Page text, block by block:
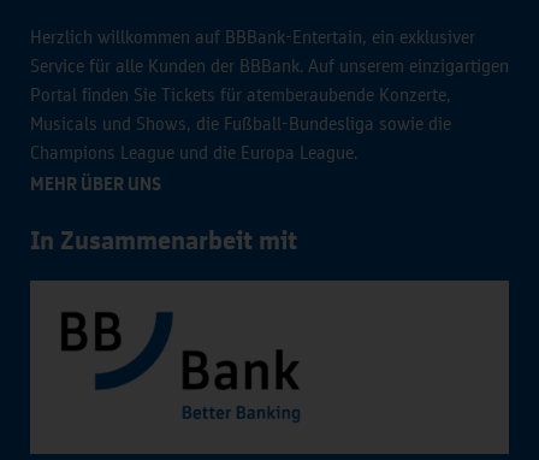
Herzlich willkommen auf BBBank-Entertain, ein exklusiver
Service für alle Kunden der BBBank. Auf unserem einzigartigen
Portal finden Sie Tickets für atemberaubende Konzerte,
Musicals und Shows, die Fußball-Bundesliga sowie die
Champions League und die Europa League.
MEHR ÜBER UNS
In Zusammenarbeit mit